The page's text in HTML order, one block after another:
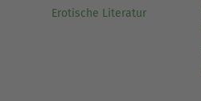
Erotische Literatur